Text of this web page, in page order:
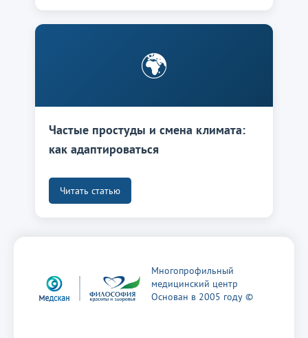
🌍
Частые простуды и смена климата:
как адаптироваться
Читать статью
Многопрофильный
медицинский центр
Основан в 2005 году ©